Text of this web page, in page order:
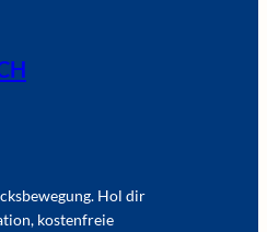
Hol dir
kostenfreie